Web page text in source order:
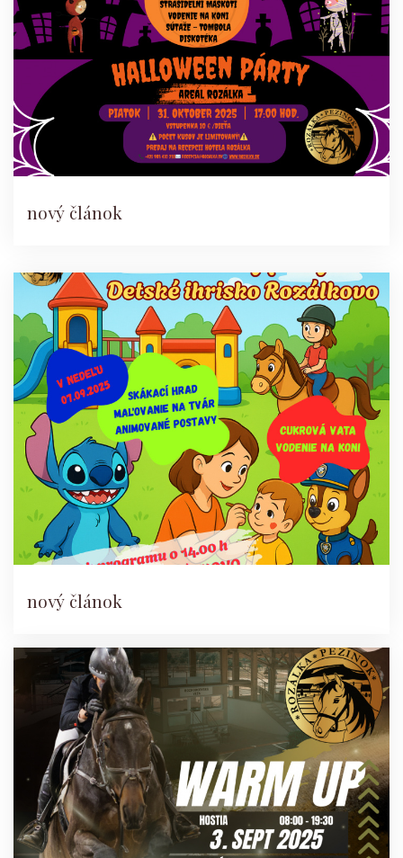
nový článok
nový článok